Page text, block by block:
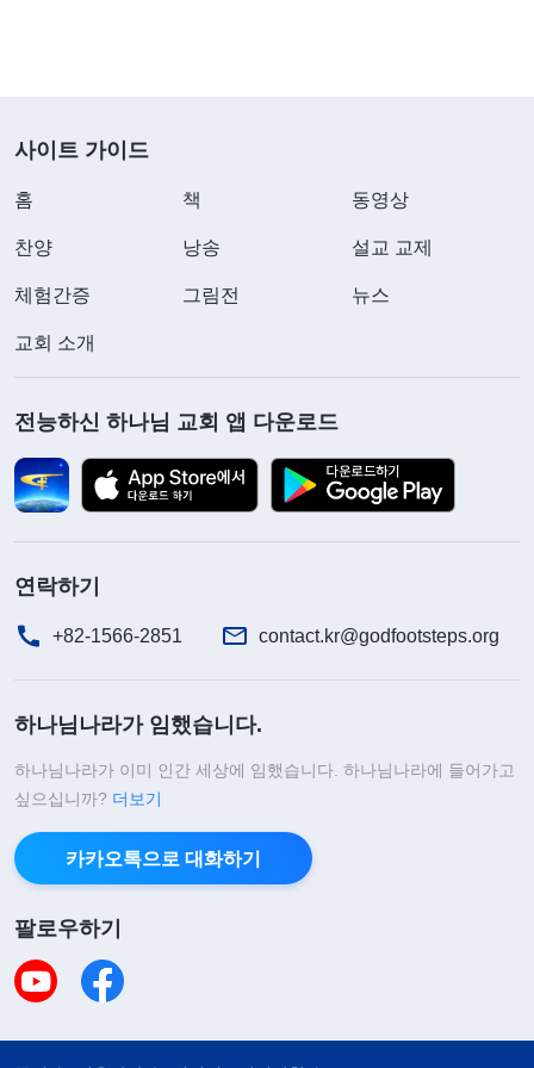
냐? 틀림없이 불가능할 것이다. 사탄에게 완전히 지
배당하고, 그 늪에 빠져 헤어 나올 수 없게 된다.
말씀ㆍ2권 하나님을 알아 가는 것에 관하여ㆍ유일무이한
부모님께 주입받은 “사람은 높은 곳으로 가고, 물은
낮은 곳으로 흐른다.”, “출세해서 가문을 빛내자.”와
같은 말을 추구 목표로 삼았습니다. 출세하기 위해
졸업 시험에 실패하고 좋은 직장을 구하지 못하자 저
는 자포자기한 채 삶에 대한 자신감을 잃었습니다.
때부터 여러 지식을 주입했고, 그로 인해 딸은 어린
시절의 즐거움을 잃어버렸습니다. 딸이 학교에 들어
올리라며 과외를 강요했고, 성적이 오르지 않으면 화
아림은 조금도 없었습니다. 제가 계속해서 딸에게 스
트레스를 주자, 딸은 여린 마음에 큰 압박감을 느껴
야 했고 우리 모녀 사이도 서먹해졌습니다. 겉으로는
딸을 위한 행동처럼 보였지만, 사실은 제가 이루지
사이트 가이드
홈 책 동영상
찬양 낭송 설교 교제
체험간증 그림전 뉴스
교회 소개
전능하신 하나님 교회 앱 다운로드
연락하기
+82-1566-2851 contact.kr@godfootsteps.org
하나님나라가 임했습니다.
하나님나라가 이미 인간 세상에 임했습니다. 하나님나라에 들어가고
싶으십니까? 더보기
카카오톡으로 대화하기
팔로우하기